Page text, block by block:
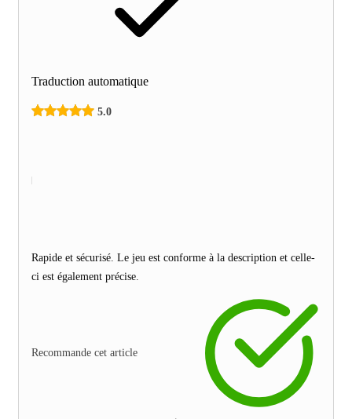
Traduction automatique
5.0
Rapide et sécurisé. Le jeu est conforme à la description et celle-
ci est également précise.
Recommande cet article